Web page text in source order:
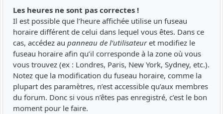
Les heures ne sont pas correctes !
Il est possible que l’heure affichée utilise un fuseau
horaire différent de celui dans lequel vous êtes. Dans ce
cas, accédez au panneau de l’utilisateuret modifiez le
fuseau horaire afin qu’il corresponde à la zone où vous
vous trouvez (ex : Londres, Paris, New York, Sydney, etc.).
Notez que la modification du fuseau horaire, comme la
plupart des paramètres, n’est accessible qu’aux membres
du forum. Donc si vous n’êtes pas enregistré, c’est le bon
moment pour le faire.